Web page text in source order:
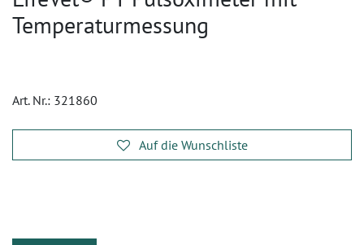
Temperaturmessung
Art. Nr.: 321860
Auf die Wunschliste